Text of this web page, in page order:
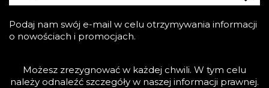
Podaj nam swój e-mail w celu otrzymywania informacji
o nowościach i promocjach.
Możesz zrezygnować w każdej chwili. W tym celu
należy odnaleźć szczegóły w naszej informacji prawnej.